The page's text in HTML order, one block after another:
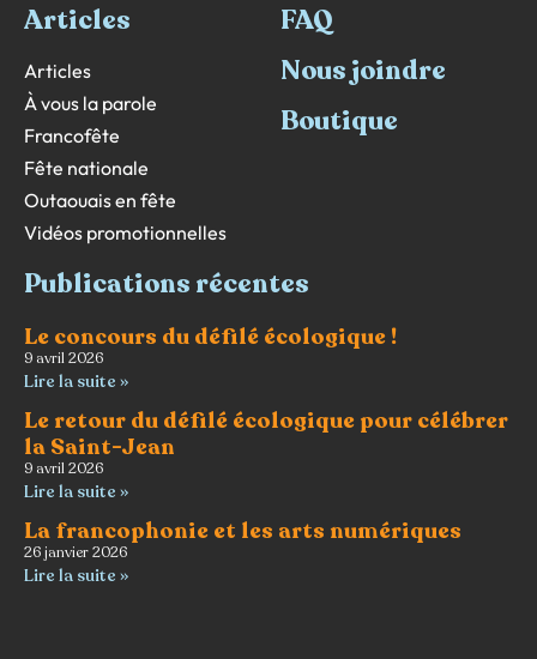
Articles
Articles
À vous la parole
Francofête
Fête nationale
Outaouais en fête
Vidéos promotionnelles
FAQ
Nous joindre
Boutique
Publications récentes
Le concours du défilé écologique !
9 avril 2026
Lire la suite »
Le retour du défilé écologique pour célébrer
la Saint-Jean
9 avril 2026
Lire la suite »
La francophonie et les arts numériques
26 janvier 2026
Lire la suite »